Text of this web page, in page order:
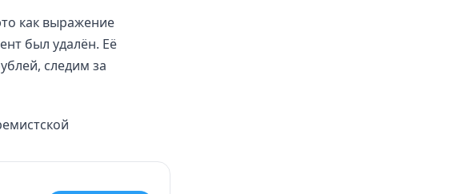
как выражение
был удалён. Её
следим за